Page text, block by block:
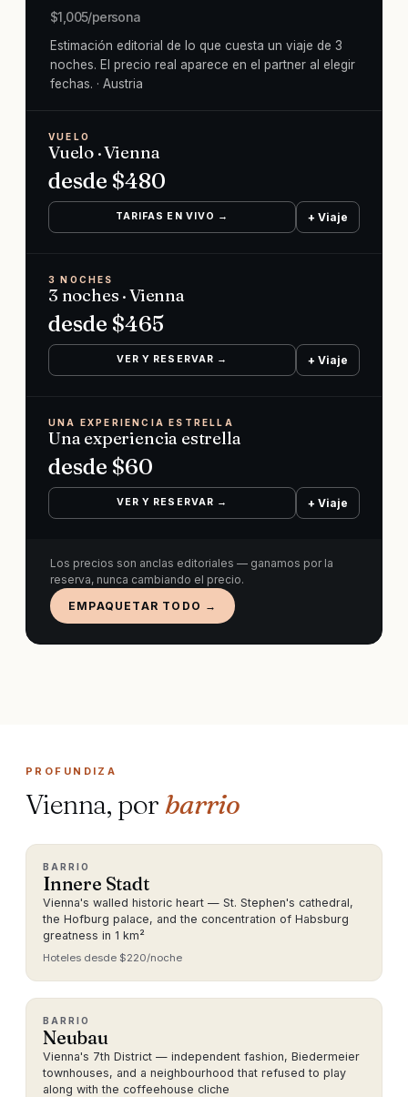
$1,005/persona
Estimación editorial de lo que cuesta un viaje de 3
noches. El precio real aparece en el partner al elegir
fechas. · Austria
VUELO
Vuelo · Vienna
desde $480
TARIFAS EN VIVO → + Viaje
3 NOCHES
3 noches · Vienna
desde $465
VER Y RESERVAR → + Viaje
UNA EXPERIENCIA ESTRELLA
Una experiencia estrella
desde $60
VER Y RESERVAR → + Viaje
Los precios son anclas editoriales — ganamos por la
reserva, nunca cambiando el precio.
EMPAQUETAR TODO →
PROFUNDIZA
Vienna, por barrio
BARRIO
Innere Stadt
Vienna's walled historic heart — St. Stephen's cathedral,
the Hofburg palace, and the concentration of Habsburg
greatness in 1 km²
Hoteles desde $220/noche
BARRIO
Neubau
Vienna's 7th District — independent fashion, Biedermeier
townhouses, and a neighbourhood that refused to play
along with the coffeehouse cliche